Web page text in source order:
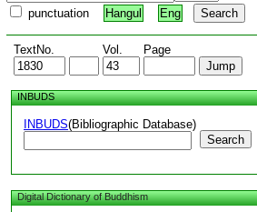
punctuation Hangul Eng
TextNo. Vol. Page
INBUDS
INBUDS(Bibliographic Database)
Search
Digital Dictionary of Buddhism